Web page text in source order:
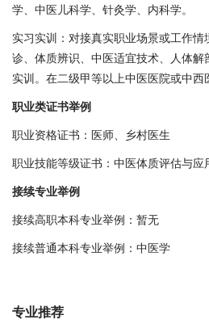
学、中医儿科学、针灸学、内科学。
实习实训：对接真实职业场景或工作
诊、体质辨识、中医适宜技术、人体
实训。在二级甲等以上中医医院或中西
职业类证书举例
职业资格证书：医师、乡村医生
职业技能等级证书：中医体质评估与应
接续专业举例
接续高职本科专业举例：暂无
接续普通本科专业举例：中医学
专业推荐